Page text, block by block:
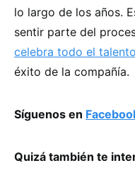
lo largo de los años.
sentir parte del
celebra todo el talento
éxito de la compañía.
Síguenos en
Quizá también te